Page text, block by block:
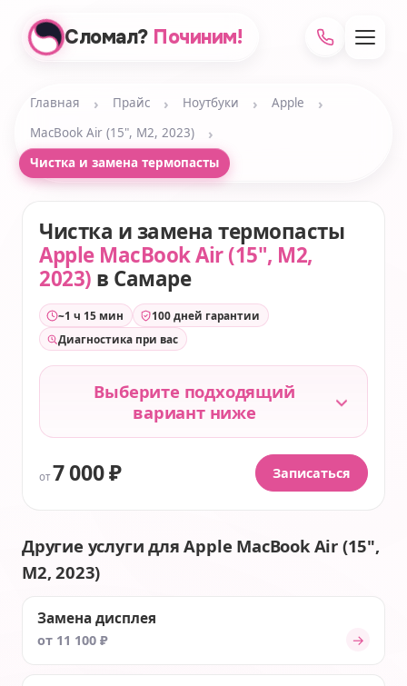
Сломал? Починим!
Главная › Прайс › Ноутбуки › Apple ›
MacBook Air (15", M2, 2023) ›
Чистка и замена термопасты
Чистка и замена термопасты
Apple MacBook Air (15", M2,
2023) в Самаре
~1 ч 15 мин
100 дней гарантии
Диагностика при вас
Выберите подходящий
вариант ниже
от 7 000 ₽ Записаться
Другие услуги для Apple MacBook Air (15",
M2, 2023)
Замена дисплея
от 11 100 ₽ →